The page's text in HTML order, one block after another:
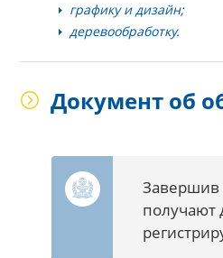
графику и дизайн;
деревообработку.
Документ об
Завершив
получают